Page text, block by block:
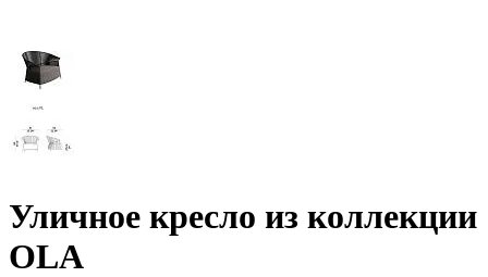
Уличное кресло из коллекции
OLA